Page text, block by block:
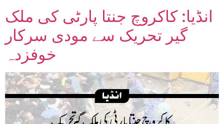
انڈیا: کاکروچ جنتا پارٹی کی ملک
گیر تحریک سے مودی سرکار
خوفزدہ